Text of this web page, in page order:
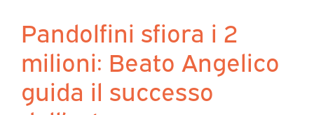
Pandolfini sfiora i 2
milioni: Beato Angelico
guida il successo